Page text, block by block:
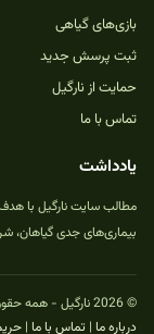
بازی‌های گیاهی
ثبت پرسش جدید
حمایت از نارگیل
تماس با ما
یادداشت
مطالب سایت نارگیل با
بیماری‌های جدی گیاهان،
© 2026 نارگیل - همه حقوق محفوظ است.
درباره ما | تماس با ما |